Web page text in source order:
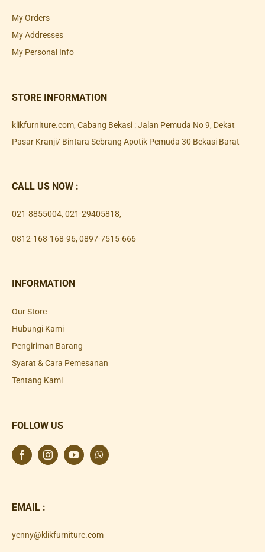
My Orders
My Addresses
My Personal Info
STORE INFORMATION
klikfurniture.com, Cabang Bekasi : Jalan Pemuda No 9, Dekat
Pasar Kranji/ Bintara Sebrang Apotik Pemuda 30 Bekasi Barat
CALL US NOW :
021-8855004, 021-29405818,
0812-168-168-96, 0897-7515-666
INFORMATION
Our Store
Hubungi Kami
Pengiriman Barang
Syarat & Cara Pemesanan
Tentang Kami
FOLLOW US
EMAIL :
yenny@klikfurniture.com